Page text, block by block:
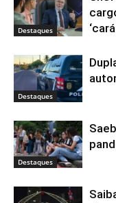
Destaques
Destaques
Destaques